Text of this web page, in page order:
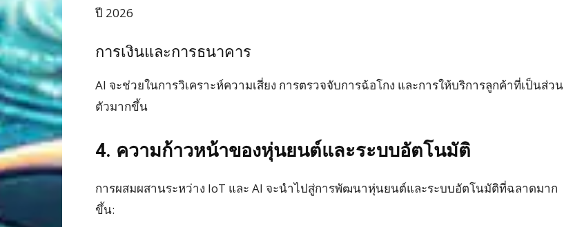
ปี 2026
การเงินและการธนาคาร
AI จะช่วยในการวิเคราะห์ความเสี่ยง การตรวจจับการฉ้อโกง และการให้บริการลูกค้าที่เป็นส่วน
ตัวมากขึ้น
4. ความก้าวหน้าของหุ่นยนต์และระบบอัตโนมัติ
การผสมผสานระหว่าง IoT และ AI จะนำไปสู่การพัฒนาหุ่นยนต์และระบบอัตโนมัติที่ฉลาดมาก
ขึ้น: